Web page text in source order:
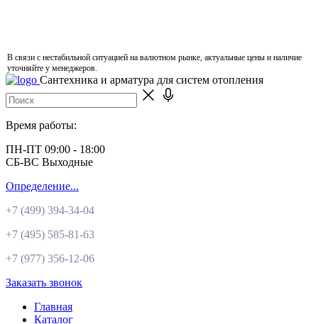
В связи с нестабильной ситуацией на валютном рынке, актуальные цены и наличие
уточняйте у менеджеров.
Сантехника и арматура для систем отопления
Время работы:
ПН-ПТ 09:00 - 18:00
СБ-ВС Выходные
Определение...
+7 (499) 394-34-04
+7 (495) 585-81-63
+7 (977) 356-12-06
Заказать звонок
Главная
Каталог